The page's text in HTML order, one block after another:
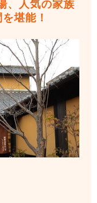
、人気の家族
堪能！